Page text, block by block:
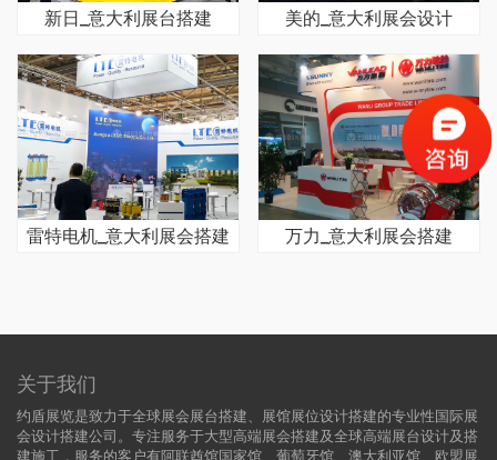
新日_意大利展台搭建 美的_意大利展会设计
雷特电机_意大利展会搭建 万力_意大利展会搭建
关于我们
约盾展览是致力于全球展会展台搭建、展馆展位设计搭建的专业性国际展
会设计搭建公司。专注服务于大型高端展会搭建及全球高端展台设计及搭
建施工，服务的客户有阿联酋馆国家馆、葡萄牙馆、澳大利亚馆、欧盟展